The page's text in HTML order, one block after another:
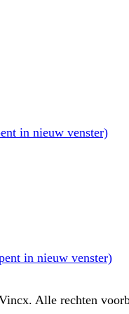
in nieuw venster)
in nieuw venster)
Alle rechten